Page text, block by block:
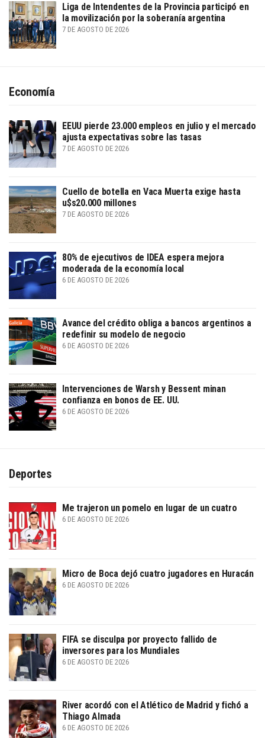
Liga de Intendentes de la Provincia participó en
la movilización por la soberanía argentina
7 DE AGOSTO DE 2026
Economía
EEUU pierde 23.000 empleos en julio y el mercado
ajusta expectativas sobre las tasas
7 DE AGOSTO DE 2026
Cuello de botella en Vaca Muerta exige hasta
u$s20.000 millones
7 DE AGOSTO DE 2026
80% de ejecutivos de IDEA espera mejora
moderada de la economía local
6 DE AGOSTO DE 2026
Avance del crédito obliga a bancos argentinos a
redefinir su modelo de negocio
6 DE AGOSTO DE 2026
Intervenciones de Warsh y Bessent minan
confianza en bonos de EE. UU.
6 DE AGOSTO DE 2026
Deportes
Me trajeron un pomelo en lugar de un cuatro
6 DE AGOSTO DE 2026
Micro de Boca dejó cuatro jugadores en Huracán
6 DE AGOSTO DE 2026
FIFA se disculpa por proyecto fallido de
inversores para los Mundiales
6 DE AGOSTO DE 2026
River acordó con el Atlético de Madrid y fichó a
Thiago Almada
6 DE AGOSTO DE 2026